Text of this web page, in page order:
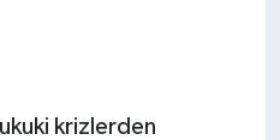
krizlerden